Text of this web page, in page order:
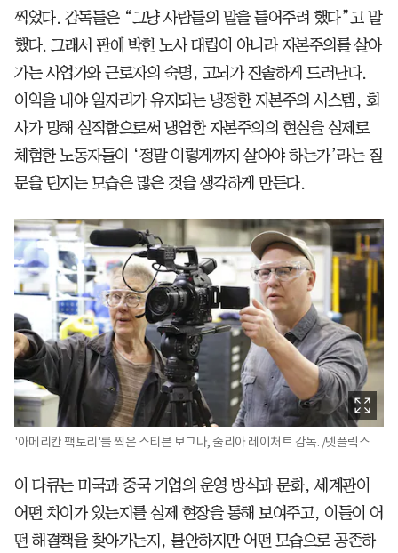
찍었다. 감독들은 “그냥 사람들의 말을 들어주려 했다”고 말
했다. 그래서 판에 박힌 노사 대립이 아니라 자본주의를 살아
가는 사업가와 근로자의 숙명, 고뇌가 진솔하게 드러난다.
이익을 내야 일자리가 유지되는 냉정한 자본주의 시스템, 회
사가 망해 실직함으로써 냉엄한 자본주의의 현실을 실제로
체험한 노동자들이 ‘정말 이렇게까지 살아야 하는가’라는 질
문을 던지는 모습은 많은 것을 생각하게 만든다.
'아메리칸 팩토리'를 찍은 스티븐 보그나, 줄리아 레이처트 감독. /넷플릭스
이 다큐는 미국과 중국 기업의 운영 방식과 문화, 세계관이
어떤 차이가 있는지를 실제 현장을 통해 보여주고, 이들이 어
떤 해결책을 찾아가는지, 불안하지만 어떤 모습으로 공존하